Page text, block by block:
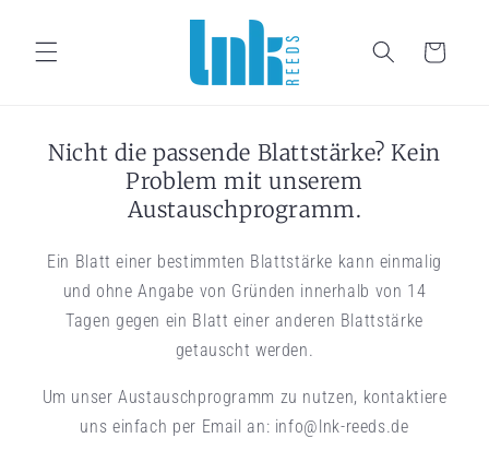
Warenkorb
Nicht die passende Blattstärke? Kein
Problem mit unserem
Austauschprogramm.
Ein Blatt einer bestimmten Blattstärke kann einmalig
und ohne Angabe von Gründen innerhalb von 14
Tagen gegen ein Blatt einer anderen Blattstärke
getauscht werden.
Um unser Austauschprogramm zu nutzen, kontaktiere
uns einfach per Email an: info@lnk-reeds.de